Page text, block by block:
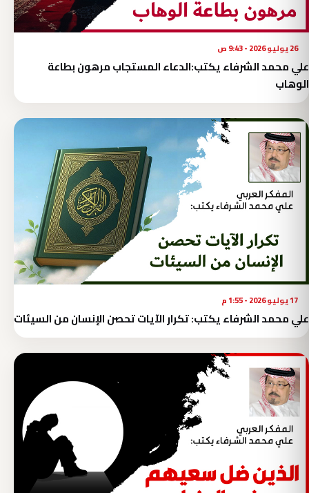
26 يوليو 2026 - 9:43 ص
علي محمد الشرفاء يكتب:الدعاء المستجاب مرهون بطاعة
الوهاب
17 يوليو 2026 - 1:55 م
علي محمد الشرفاء يكتب: تكرار الآيات تحصن الإنسان من السيئات